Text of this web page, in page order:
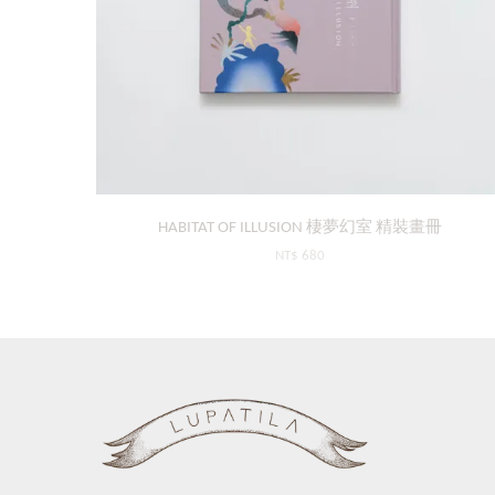
HABITAT OF ILLUSION 棲夢幻室 精裝畫冊
NT$ 680